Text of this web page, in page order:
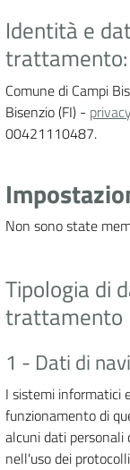
Identità e
trattamento:
Comune di Campi
Bisenzio (FI) -
00421110487.
Non sono state
Tipologia di
trattamento
1 - Dati di
I sistemi informatici
funzionamento di
alcuni dati
nell'uso dei